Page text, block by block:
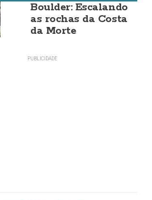
Boulder: Escalando
as rochas da Costa
da Morte